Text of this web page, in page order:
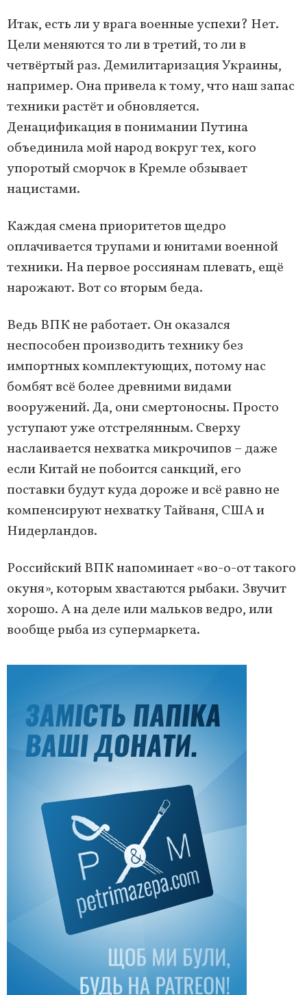
Итак, есть ли у врага военные успехи? Нет.
Цели меняются то ли в третий, то ли в
четвёртый раз. Демилитаризация Украины,
например. Она привела к тому, что наш запас
техники растёт и обновляется.
Денацификация в понимании Путина
объединила мой народ вокруг тех, кого
упоротый сморчок в Кремле обзывает
нацистами.
Каждая смена приоритетов щедро
оплачивается трупами и юнитами военной
техники. На первое россиянам плевать, ещё
нарожают. Вот со вторым беда.
Ведь ВПК не работает. Он оказался
неспособен производить технику без
импортных комплектующих, потому нас
бомбят всё более древними видами
вооружений. Да, они смертоносны. Просто
уступают уже отстрелянным. Сверху
наслаивается нехватка микрочипов – даже
если Китай не побоится санкций, его
поставки будут куда дороже и всё равно не
компенсируют нехватку Тайваня, США и
Нидерландов.
Российский ВПК напоминает «во-о-от такого
окуня», которым хвастаются рыбаки. Звучит
хорошо. А на деле или мальков ведро, или
вообще рыба из супермаркета.